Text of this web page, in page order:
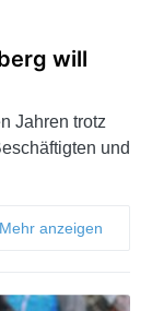
will
Jahren trotz
und
Mehr anzeigen